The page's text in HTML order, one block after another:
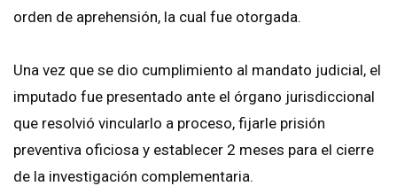
orden de aprehensión, la cual fue otorgada.
Una vez que se dio cumplimiento al mandato judicial, el
imputado fue presentado ante el órgano jurisdiccional
que resolvió vincularlo a proceso, fijarle prisión
preventiva oficiosa y establecer 2 meses para el cierre
de la investigación complementaria.